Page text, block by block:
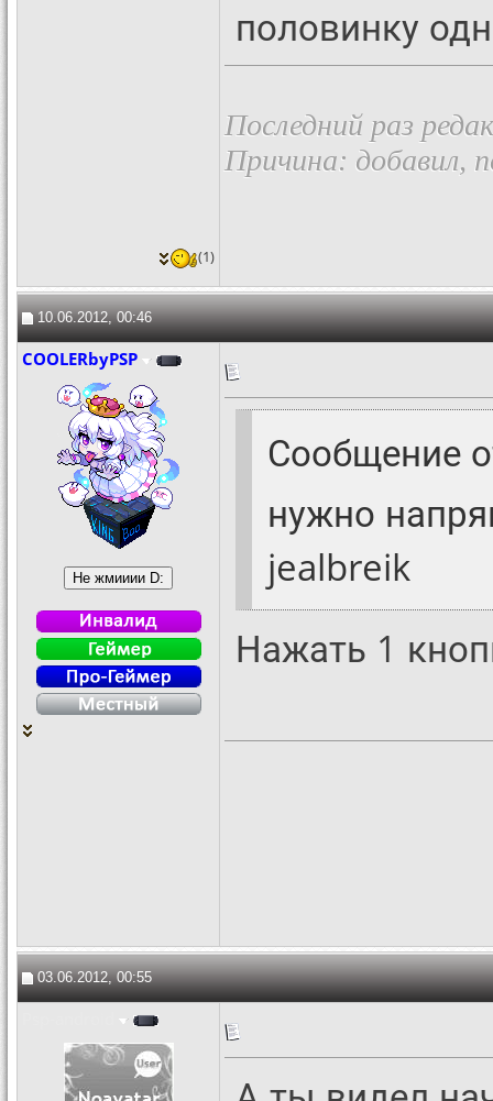
половинку
Последний раз
Причина: добавил,
(1)
10.06.2012, 00:46
COOLERbyPSP
Сообщение
нужно
jealbreik
Нажать 1
03.06.2012, 00:55